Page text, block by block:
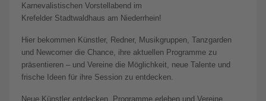
Karnevalistischen Vorstellabend im
Krefelder Stadtwaldhaus am Niederrhein!
Hier bekommen Künstler, Redner, Musikgruppen, Tanzgarden
und Newcomer die Chance, ihre aktuellen Programme zu
präsentieren – und Vereine die Möglichkeit, neue Talente und
frische Ideen für ihre Session zu entdecken.
Neue Künstler entdecken, Programme erleben und Vereine